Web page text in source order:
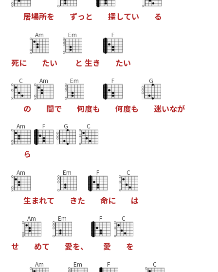
居場所を ずっ と 探してい る
死に
Am
たい
Em
と 生き
F
たい
C
の
Am
間で
Em
何度も
F
何度も
G
迷いなが
Am
ら
F G C
Am
生まれて
Em
きた
F
命に
C
は
せ
Am
めて
Em
愛を、
F
愛
C
を
Am Em F C